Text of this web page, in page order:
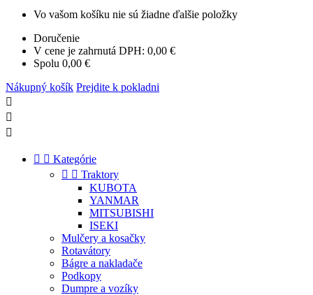
Vo vašom košíku nie sú žiadne ďalšie položky
Doručenie
V cene je zahrnutá DPH: 0,00 €
Spolu 0,00 €
Nákupný košík Prejdite k pokladni



  Kategórie
  Traktory
KUBOTA
YANMAR
MITSUBISHI
ISEKI
Mulčery a kosačky
Rotavátory
Bágre a nakladače
Podkopy
Dumpre a vozíky